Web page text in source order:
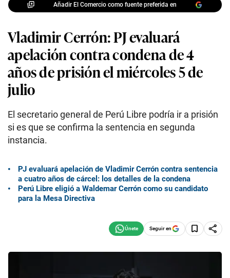
Añadir El Comercio como fuente preferida en
Vladimir Cerrón: PJ evaluará
apelación contra condena de 4
años de prisión el miércoles 5 de
julio
El secretario general de Perú Libre podría ir a prisión
si es que se confirma la sentencia en segunda
instancia.
PJ evaluará apelación de Vladimir Cerrón contra sentencia
a cuatro años de cárcel: los detalles de la condena
Perú Libre eligió a Waldemar Cerrón como su candidato
para la Mesa Directiva
Seguir en